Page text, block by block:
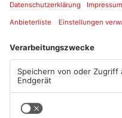
Mehr aus
Primaveraland